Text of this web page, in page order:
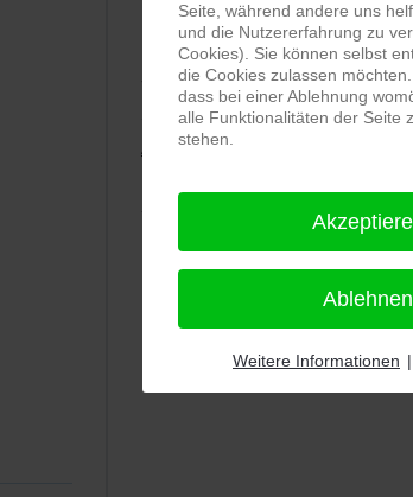
PRO-ducto GmbH, Fotografie
Lichtenau
⭐⭐⭐⭐⭐bei144 Google-
11.01.2026)
Alle Rezensionen ansehen
Seite, während andere uns
und die Nutzererfahrung zu
Cookies). Sie können selbst
die Cookies zulassen
dass bei einer Ablehnung
alle Funktionalitäten der Seite
stehen.
Ablehnen
Weitere Informationen |